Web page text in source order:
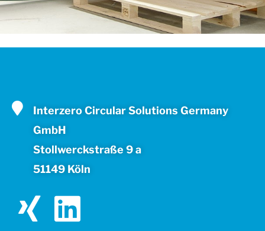
Interzero Circular Solutions Germany
GmbH
Stollwerckstraße 9 a
51149 Köln
X
L